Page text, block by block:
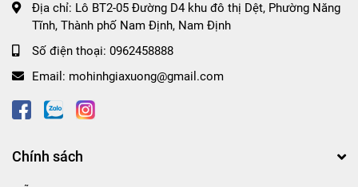
Địa chỉ: Lô BT2-05 Đường D4 khu đô thị Dệt, Phường Năng
Tĩnh, Thành phố Nam Định, Nam Định
Số điện thoại: 0962458888
Email: mohinhgiaxuong@gmail.com
Chính sách